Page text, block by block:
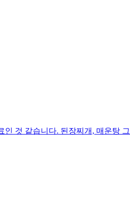
것 같습니다. 된장찌개, 매운탕